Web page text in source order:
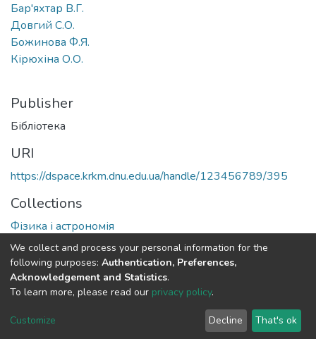
Бар'яхтар В.Г.
Довгий С.О.
Божинова Ф.Я.
Кірюхіна О.О.
Publisher
Бібліотека
URI
https://dspace.krkm.dnu.edu.ua/handle/123456789/395
Collections
Фізика і астрономія
Full item page
DSpace software copyright © 2002-2026
Cookie
End User
Agreement
Send
Feedback
We collect and process your personal information for the
following purposes: Authentication, Preferences,
Acknowledgement and Statistics.
To learn more, please read our privacy policy.
Customize Decline That's ok